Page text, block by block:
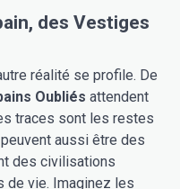
des Vestiges
réalité se profile. De
Oubliés attendent
traces sont les restes
aussi être des
des civilisations
de vie. Imaginez les